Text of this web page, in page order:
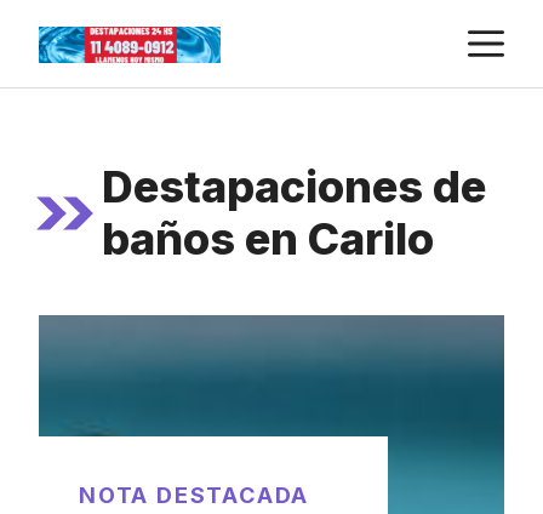
content
Destapaciones de
baños en Carilo
NOTA DESTACADA